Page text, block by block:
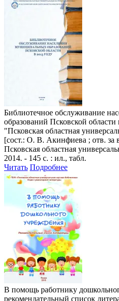
Библиотечное обслуживание
образований Псковской области
"Псковская областная
[сост.: О. В. Акинфиева ; отв.
Псковская областная
2014. - 145 с. : ил., табл.
Читать Подробнее
В помощь работнику
рекомендательный список